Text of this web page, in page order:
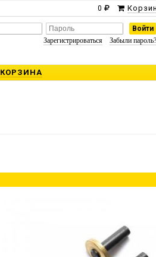
0
Зарегистрироваться Забыли пароль?
КОРЗИНА